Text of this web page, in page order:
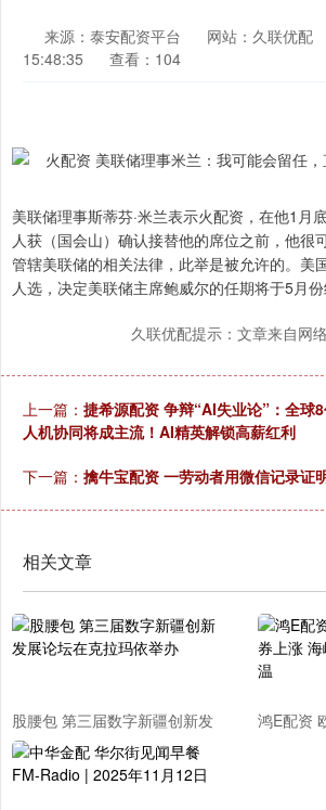
来源：泰安配资平台 网站：久联优配
15:48:35
查看：104
美联储理事斯蒂芬·米兰表示火配资，在他1月
人获（国会山）确认接替他的席位之前，他很
管辖美联储的相关法律，此举是被允许的。美
人选，决定美联储主席鲍威尔的任期将于5月份
久联优配提示：文章来自网
上一篇： 捷希源配资 争辩“AI失业论”：全球
人机协同将成主流！AI精英解锁高薪红利
下一篇： 擒牛宝配资 一劳动者用微信记录证
相关文章
股腰包 第三届数字新疆创新发
展论坛在克拉玛依举办
鸿E配资